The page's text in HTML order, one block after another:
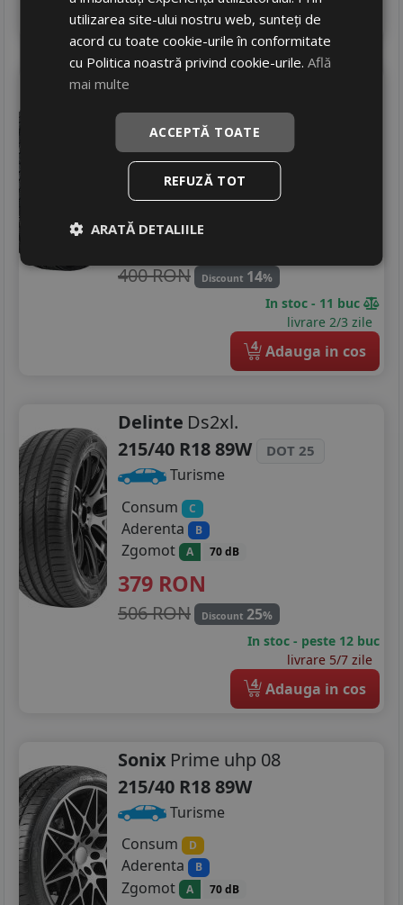
4 Adauga in cos
Imperial
215/40 R18 89V
Turisme
Consum
Aderenta
400 RON Discount 14%
In stoc - 11 buc
livrare 2/3 zile
4 Adauga in cos
Delinte Ds2xl.
215/40 R18 89W
DOT 25
Turisme
Consum
C
Aderenta B
Zgomot A 70 dB
379 RON
506 RON Discount 25%
In stoc - peste 12 buc
livrare 5/7 zile
4 Adauga in cos
Sonix Prime uhp 08
215/40 R18 89W
Turisme
Consum
D
Aderenta B
Zgomot A 70 dB
utilizarea site-ului nostru web, sunteți de
acord cu toate cookie-urile în conformitate
cu Politica noastră privind cookie-urile.Află
mai multe
ACCEPTĂ TOATE
REFUZĂ TOT
ARATĂ DETALIILE